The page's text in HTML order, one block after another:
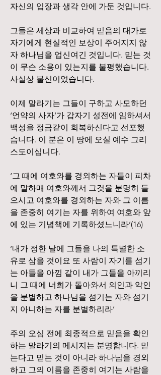
자신의 입장과 생각 안에 가둔 것입니다.
그들은 세상과 비교하여 믿음의 대가로
자기에게 현실적인 보상이 주어지지 않
자 하나님을 업신여긴 것입니다. 믿는 것
이 무슨 소용이 있는지를 불평했습니다.
사실상 불신이었습니다.
이제 말라기는 그들이 구하고 사모하던
‘언약의 사자’가 갑자기 성전에 임하셔서
백성을 정금같이 회복하신다고 선포했
습니다. 이 분은 이 땅에 오실 예수 그리
스도이십니다.
‘그 때에 여호와를 경외하는 자들이 피차
에 말하매 여호와께서 그것을 분명히 들
으시고 여호와를 경외하는 자와 그 이름
을 존중히 여기는 자를 위하여 여호와 앞
에 있는 기념책에 기록하셨느니라’(16)
‘내가 정한 날에 그들을 나의 특별한 소
유로 삼을 것이요 또 사람이 자기를 섬기
는 아들을 아낌 같이 내가 그들을 아끼리
니 그 때에 너희가 돌아와서 의인과 악인
을 분별하고 하나님을 섬기는 자와 섬기
지 아니하는 자를 분별하리라’
주의 오심 전에 최종적으로 믿음을 확인
하는 말라기의 메시지는 분명합니다. 믿
는다고 믿는 것이 아니라 하나님을 경외
하고 그의 이름을 존중히 여기는 사람을